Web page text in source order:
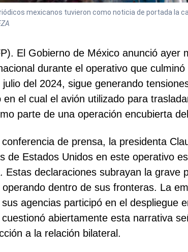
mexicanos tuvieron como noticia de portada la
El Gobierno de México anunció ayer
durante el operativo que
del 2024, sigue generando
en el cual el avión utilizado para
parte de una operación encubierta
de prensa, la presidenta
de Estados Unidos en este operativo
Estas declaraciones subrayan la
dentro de sus fronteras. La
agencias participó en el despliegue
abiertamente esta narrativa
a la relación bilateral.